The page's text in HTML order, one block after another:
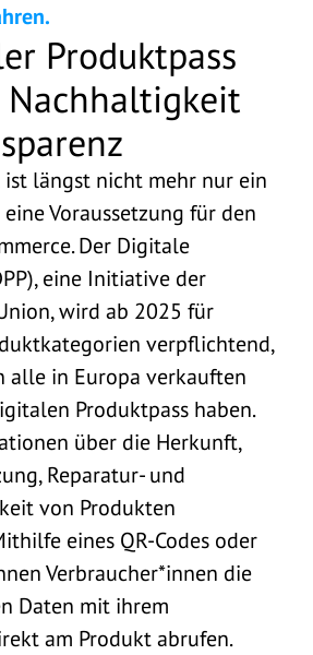
Produktpass
längst nicht mehr nur ein
Voraussetzung für den
Der Digitale
eine Initiative der
wird ab 2025 für
verpflichtend,
alle in Europa verkauften
Produktpass haben.
über die Herkunft,
Reparatur- und
von Produkten
eines QR-Codes oder
Verbraucher*innen die
Daten mit ihrem
am Produkt abrufen.